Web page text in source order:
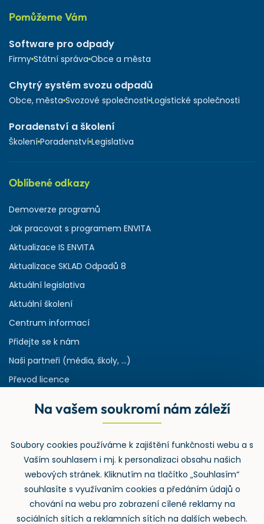
Pomůžeme Vám
Software pro odpady
Firmy Státní správa Obce a města
Chytrý systém svozu odpadů
Obce, města Svozové společnosti Logistické společnosti
Poradenství a školení
Školení Poradenství Legislativa
Oblíbené odkazy
Demoverze programů
Jak pracovat s programem ENVITA
Aktualizace IS ENVITA
Aktualizace SKLAD Odpadů 8
Aktuální legislativa
Aktuální školení
Centrum informací
Přidejte se k nám
Naši partneři (média, školy, ...)
Převod licence
Rejstřík používaných zkratek v odpadech
Zpětný odběr
Na vašem soukromí nám záleží
Soubory cookies používáme k zajištění funkčnosti webu a s
Vaším souhlasem i mj. k personalizaci obsahu našich
webových stránek. Kliknutím na tlačítko „Souhlasím“
souhlasíte s využívaním cookies a předáním údajů o
chování na webu pro zobrazení cílené reklamy na
sociálních sítích a reklamních sítích na dalších webech.